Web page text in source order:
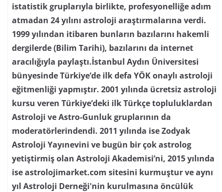
istatistik gruplarıyla birlikte, profesyonelliğe adım
atmadan 24 yılını astroloji araştırmalarına verdi.
1999 yılından itibaren bunların bazılarını hakemli
dergilerde (Bilim Tarihi), bazılarını da internet
aracılığıyla paylaştı.İstanbul Aydın Üniversitesi
bünyesinde Türkiye’de ilk defa YÖK onaylı astroloji
eğitmenliği yapmıştır. 2001 yılında ücretsiz astroloji
kursu veren Türkiye’deki ilk Türkçe topluluklardan
Astroloji ve Astro-Gunluk gruplarının da
moderatörlerindendi. 2011 yılında ise Zodyak
Astroloji Yayınevini ve bugün bir çok astrolog
yetiştirmiş olan Astroloji Akademisi’ni, 2015 yılında
ise astrolojimarket.com sitesini kurmuştur ve aynı
yıl Astroloji Derneği'nin kurulmasına öncülük